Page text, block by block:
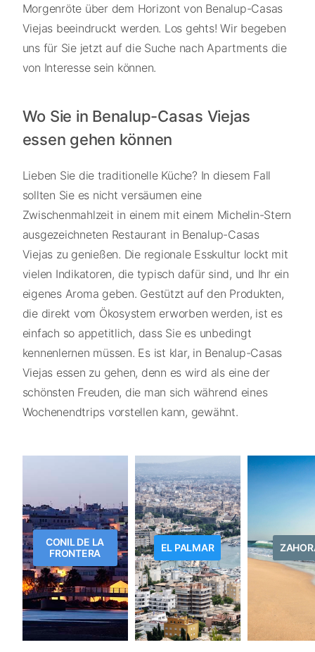
Morgenröte über dem Horizont von Benalup-Casas
Viejas beeindruckt werden. Los gehts! Wir begeben
uns für Sie jetzt auf die Suche nach Apartments die
von Interesse sein können.
Wo Sie in Benalup-Casas Viejas
essen gehen können
Lieben Sie die traditionelle Küche? In diesem Fall
sollten Sie es nicht versäumen eine
Zwischenmahlzeit in einem mit einem Michelin-Stern
ausgezeichneten Restaurant in Benalup-Casas
Viejas zu genießen. Die regionale Esskultur lockt mit
vielen Indikatoren, die typisch dafür sind, und Ihr ein
eigenes Aroma geben. Gestützt auf den Produkten,
die direkt vom Ökosystem erworben werden, ist es
einfach so appetitlich, dass Sie es unbedingt
kennenlernen müssen. Es ist klar, in Benalup-Casas
Viejas essen zu gehen, denn es wird als eine der
schönsten Freuden, die man sich während eines
Wochenendtrips vorstellen kann, gewähnt.
CONIL DE LA
FRONTERA
EL PALMAR